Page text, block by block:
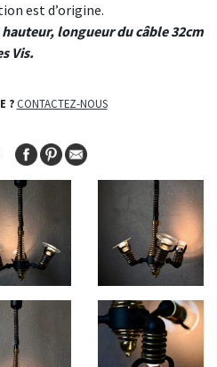
est d’origine.
longueur du câble 32cm
Vis.
? CONTACTEZ-NOUS